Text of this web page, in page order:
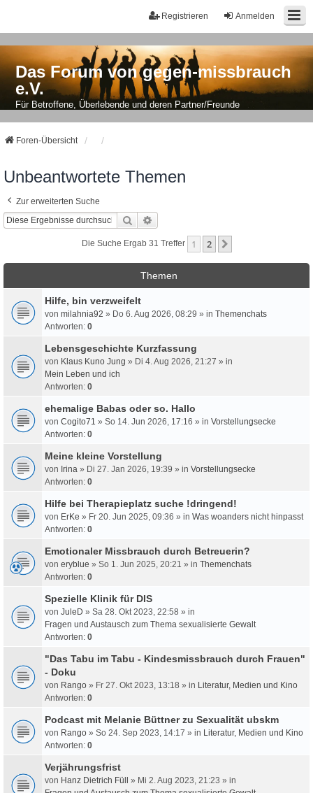
Anmelden
Registrieren
Das Forum von gegen-missbrauch
e.V.
Für Betroffene, Überlebende und deren Partner/Freunde
Foren-Übersicht
Unbeantwortete Themen
Zur erweiterten Suche
Suche
Die Suche Ergab 31 Treffer 1 2
Themen
Hilfe, bin verzweifelt
von milahnia92 » Do 6. Aug 2026, 08:29 » in Themenchats
Antworten: 0
Lebensgeschichte Kurzfassung
von Klaus Kuno Jung » Di 4. Aug 2026, 21:27 » in
Mein Leben und ich
Antworten: 0
ehemalige Babas oder so. Hallo
von Cogito71 » So 14. Jun 2026, 17:16 » in Vorstellungsecke
Antworten: 0
Meine kleine Vorstellung
von Irina » Di 27. Jan 2026, 19:39 » in Vorstellungsecke
Antworten: 0
Hilfe bei Therapieplatz suche !dringend!
von ErKe » Fr 20. Jun 2025, 09:36 » in Was woanders nicht hinpasst
Antworten: 0
Emotionaler Missbrauch durch Betreuerin?
von eryblue » So 1. Jun 2025, 20:21 » in Themenchats
Antworten: 0
Spezielle Klinik für DIS
von JuleD » Sa 28. Okt 2023, 22:58 » in
Fragen und Austausch zum Thema sexualisierte Gewalt
Antworten: 0
"Das Tabu im Tabu - Kindesmissbrauch durch Frauen"
- Doku
von Rango » Fr 27. Okt 2023, 13:18 » in Literatur, Medien und Kino
Antworten: 0
Podcast mit Melanie Büttner zu Sexualität ubskm
von Rango » So 24. Sep 2023, 14:17 » in Literatur, Medien und Kino
Antworten: 0
Verjährungsfrist
von Hanz Dietrich Füll » Mi 2. Aug 2023, 21:23 » in